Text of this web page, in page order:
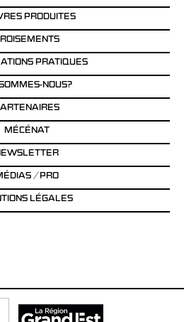
PRODUITES
PRATIQUES
NOUS?
MÉCÉNAT
/ PRO
LÉGALES